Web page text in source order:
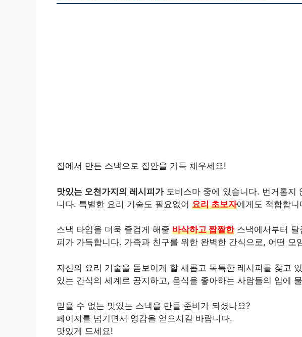
집에서 만든 스낵으로 집안을 가득 채우세요!
맛있는 오천가지의 레시피가도비스마 중에 있습니다. 번거롭지
니다. 특별한 요리 기술도 필요없어 요리 초보자에게도 적합합니
스낵 타임을 더욱 즐겁게 해줄 바삭하고 짭짤한스낵에서부터 달
피가 가득합니다. 가족과 친구를 위한 완벽한 간식으로, 어떤 모
자신의 요리 기술을 돋보이게 할 새롭고 독특한 레시피를 찾고
있는 간식의 세계로 공지하고, 음식을 좋아하는 사람들의 입에
믿을 수 없는 맛있는 스낵을 만들 준비가 되셨나요?
페이지를 넘기면서 영감을 얻으시길 바랍니다.
맛있게 드세요!